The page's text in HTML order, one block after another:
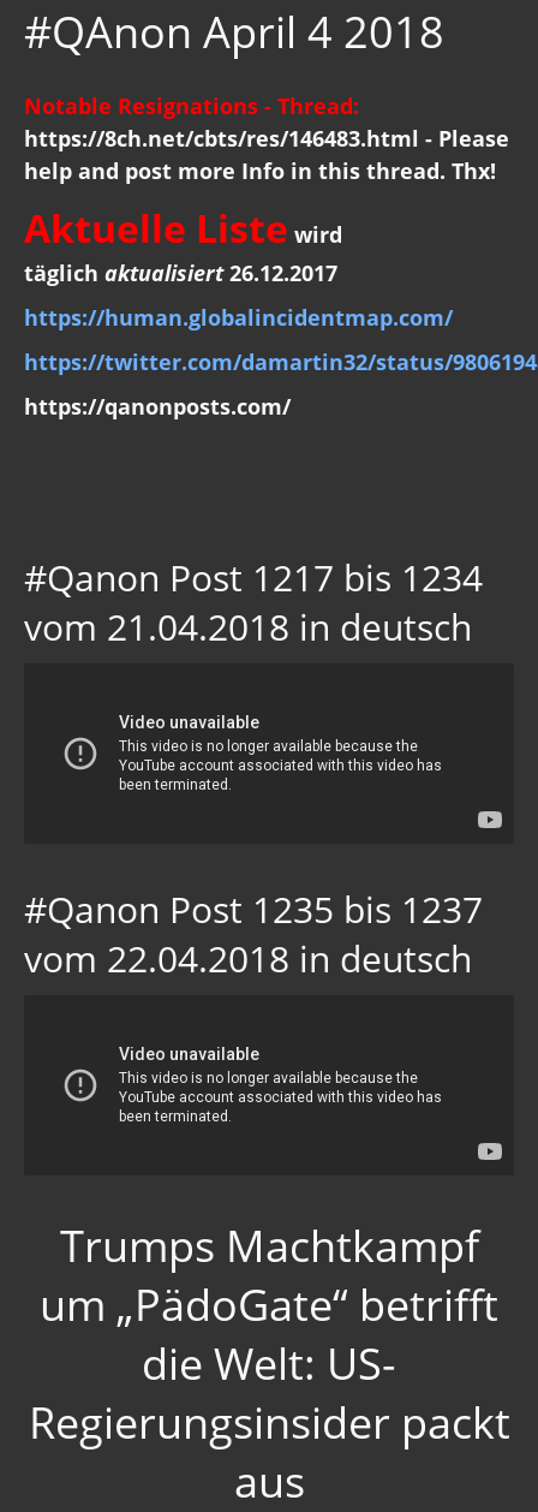
#QAnon April 4 2018
Notable Resignations - Thread:
https://8ch.net/cbts/res/146483.html - Please
help and post more Info in this thread. Thx!
Aktuelle Liste wird
täglich aktualisiert26.12.2017
https://human.globalincidentmap.com/
https://twitter.com/damartin32/status/
https://qanonposts.com/
#Qanon Post 1217 bis 1234
vom 21.04.2018 in deutsch
#Qanon Post 1235 bis 1237
vom 22.04.2018 in deutsch
Trumps Machtkampf
um „PädoGate“ betrifft
die Welt: US-
Regierungsinsider packt
aus